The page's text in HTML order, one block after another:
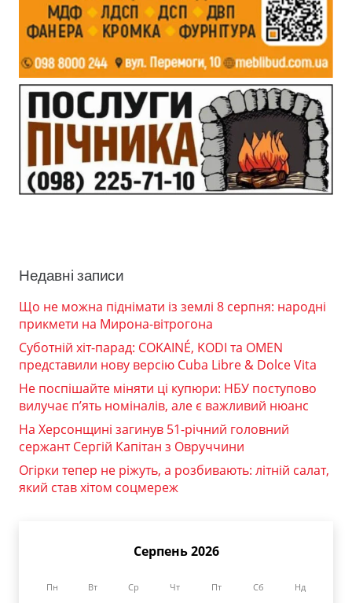
Недавні записи
Що не можна піднімати із землі 8 серпня: народні
прикмети на Мирона-вітрогона
Суботній хіт-парад: COKAINÉ, KODI та OMEN
представили нову версію Cuba Libre & Dolce Vita
Не поспішайте міняти ці купюри: НБУ поступово
вилучає п’ять номіналів, але є важливий нюанс
На Херсонщині загинув 51-річний головний
сержант Сергій Капітан з Овруччини
Огірки тепер не ріжуть, а розбивають: літній салат,
який став хітом соцмереж
Серпень 2026
Пн Вт Ср Чт Пт Сб Нд